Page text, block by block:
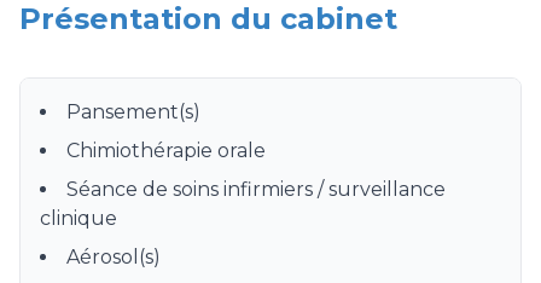
Présentation du cabinet
Pansement(s)
Chimiothérapie orale
Séance de soins infirmiers / surveillance
clinique
Aérosol(s)